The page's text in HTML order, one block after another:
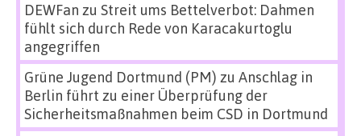
DEWFan zu Streit ums Bettelverbot: Dahmen
fühlt sich durch Rede von Karacakurtoglu
angegriffen
Grüne Jugend Dortmund (PM) zu Anschlag in
Berlin führt zu einer Überprüfung der
Sicherheitsmaßnahmen beim CSD in Dortmund